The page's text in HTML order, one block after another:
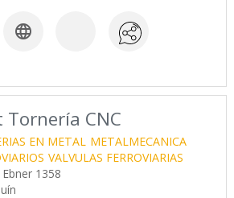

CNC
EN METAL METALMECANICA
VALVULAS FERROVIARIAS
1358